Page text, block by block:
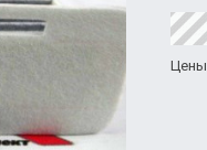
Цены